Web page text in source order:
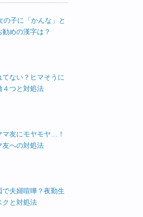
の子に「かんな」と
めの漢字は？
ない？ヒマそうに
４つと対処法
マ友にモヤモヤ…！
友への対処法
で夫婦喧嘩？夜勤生
クと対処法